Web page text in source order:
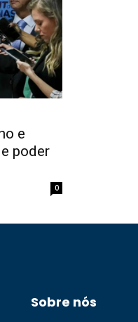
e
poder
0
Sobre nós